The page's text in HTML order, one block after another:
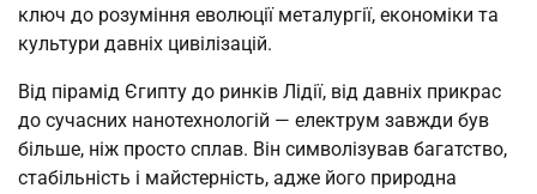
ключ до розуміння еволюції металургії, економіки та
культури давніх цивілізацій.
Від пірамід Єгипту до ринків Лідії, від давніх прикрас
до сучасних нанотехнологій — електрум завжди був
більше, ніж просто сплав. Він символізував багатство,
стабільність і майстерність, адже його природна